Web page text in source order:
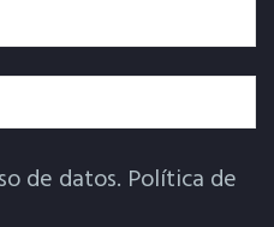
de datos. Política de